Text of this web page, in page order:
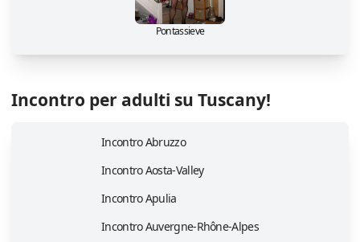
Pontassieve
Incontro per adulti su Tuscany!
Incontro Abruzzo
Incontro Aosta-Valley
Incontro Apulia
Incontro Auvergne-Rhône-Alpes